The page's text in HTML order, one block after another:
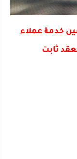
خدمة عملاء